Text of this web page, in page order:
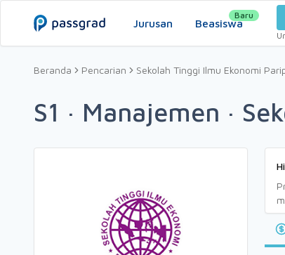
Jurusan Beasiswa
Baru
Beranda Pencarian Sekolah Tinggi Ilmu Ekonomi
S1 · Manajemen ·